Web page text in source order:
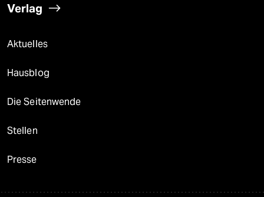
Verlag
Aktuelles
Hausblog
Die Seitenwende
Stellen
Presse